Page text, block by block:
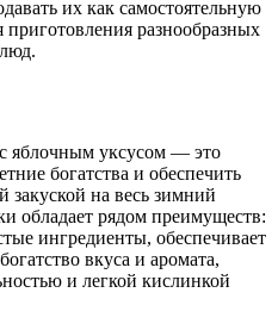
их как самостоятельную
приготовления разнообразных
яблочным уксусом — это
богатства и обеспечить
закуской на весь зимний
обладает рядом преимуществ:
ингредиенты, обеспечивает
вкуса и аромата,
и легкой кислинкой